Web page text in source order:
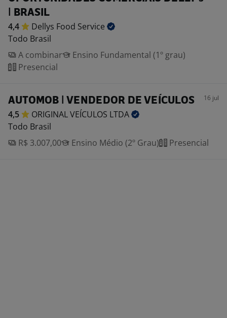
| BRASIL
4,4 Dellys Food Service
Todo Brasil
A combinar
Ensino Fundamental (1º grau)
Presencial
AUTOMOB | VENDEDOR DE VEÍCULOS 16 jul
4,5 ORIGINAL VEÍCULOS LTDA
Todo Brasil
R$ 3.007,00
Ensino Médio (2º Grau) Presencial